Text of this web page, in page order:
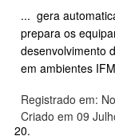
... gera
prepara os
desenvolvimento
em ambientes
Registrado em:
Criado em 09
20.